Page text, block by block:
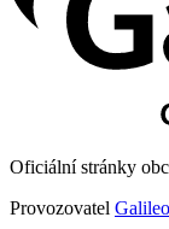
Oficiální stránky
Provozovatel